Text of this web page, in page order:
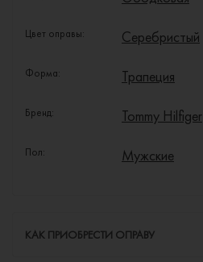
Цвет оправы: Серебристый
Форма: Трапеция
Бренд: Tommy Hilfiger
Пол: Мужские
КАК ПРИОБРЕСТИ ОПРАВУ